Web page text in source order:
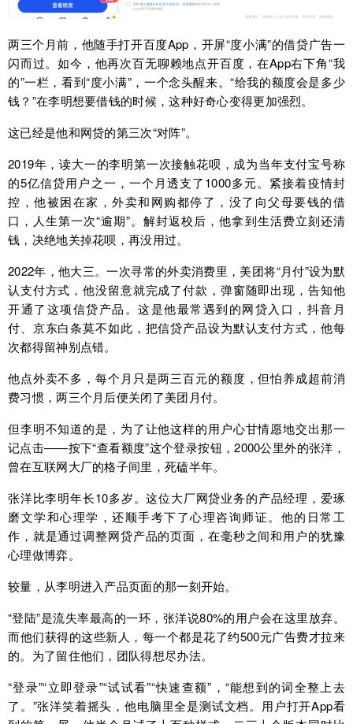
两三个月前，他随手打开百度App，开屏“度小满”的借贷广告一
闪而过。如今，他再次百无聊赖地点开百度，在App右下角“我
的”一栏，看到“度小满”，一个念头醒来。“给我的额度会是多少
钱？”在李明想要借钱的时候，这种好奇心变得更加强烈。
这已经是他和网贷的第三次“对阵”。
2019年，读大一的李明第一次接触花呗，成为当年支付宝号称
的5亿信贷用户之一，一个月透支了1000多元。紧接着疫情封
控，他被困在家，外卖和网购都停了，没了向父母要钱的借
口，人生第一次“逾期”。解封返校后，他拿到生活费立刻还清
钱，决绝地关掉花呗，再没用过。
2022年，他大三。一次寻常的外卖消费里，美团将“月付”设为默
认支付方式，他没留意就完成了付款，弹窗随即出现，告知他
开通了这项信贷产品。这是他最常遇到的网贷入口，抖音月
付、京东白条莫不如此，把信贷产品设为默认支付方式，他每
次都得留神别点错。
他点外卖不多，每个月只是两三百元的额度，但怕养成超前消
费习惯，两三个月后便关闭了美团月付。
但李明不知道的是，为了让他这样的用户心甘情愿地交出那一
记点击——按下“查看额度”这个登录按钮，2000公里外的张洋，
曾在互联网大厂的格子间里，死磕半年。
张洋比李明年长10多岁。这位大厂网贷业务的产品经理，爱琢
磨文学和心理学，还顺手考下了心理咨询师证。他的日常工
作，就是通过调整网贷产品的页面，在毫秒之间和用户的犹豫
心理做博弈。
较量，从李明进入产品页面的那一刻开始。
“登陆”是流失率最高的一环，张洋说80%的用户会在这里放弃。
而他们获得的这些新人，每一个都是花了约500元广告费才拉来
的。为了留住他们，团队得想尽办法。
“登录”“立即登录”“试试看”“快速查额”，“能想到的词全整上去
了。”张洋笑着摇头，他电脑里全是测试文档。用户打开App看